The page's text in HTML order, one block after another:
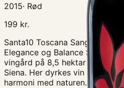
2015· Rød
199 kr.
Santa10 Toscana Sangiovese
Elegance og Balance Santa10
vingård på 8,5 hektar
Siena. Her dyrkes vin og
harmoni med naturen.Denne